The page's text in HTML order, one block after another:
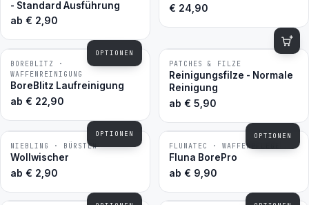
- Standard Ausführung
ab € 2,90
OPTIONEN
€ 24,90
BESTSELLER
BOREBLITZ ·
WAFFENREINIGUNG
BoreBlitz Laufreinigung
ab € 22,90
OPTIONEN
BESTSELLER
PATCHES & FILZE
Reinigungsfilze - Normale
Reinigung
ab € 5,90
OPTIONEN
BESTSELLER
NIEBLING · BÜRSTEN
Wollwischer
ab € 2,90
BESTSELLER
FLUNATEC · WAFFENPFLEGE
Fluna BorePro
ab € 9,90